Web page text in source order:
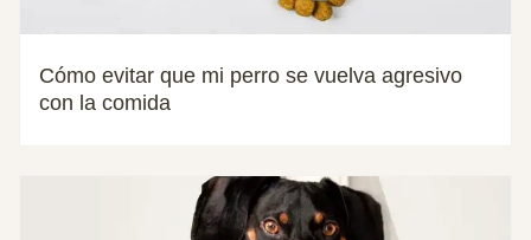
Cómo evitar que mi perro se vuelva agresivo
con la comida